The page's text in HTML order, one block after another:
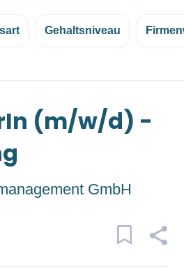
Gehaltsniveau
(m/w/d) -
GmbH